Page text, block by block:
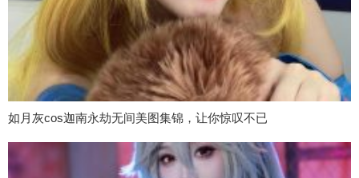
如月灰cos迦南永劫无间美图集锦，让你惊叹不已